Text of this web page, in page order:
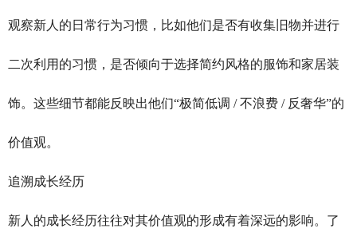
观察新人的日常行为习惯，比如他们是否有收集旧物并进行
二次利用的习惯，是否倾向于选择简约风格的服饰和家居装
饰。这些细节都能反映出他们“极简低调 / 不浪费 / 反奢华”的
价值观。
追溯成长经历
新人的成长经历往往对其价值观的形成有着深远的影响。了